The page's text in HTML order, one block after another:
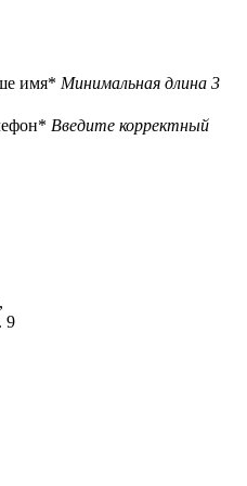
имя* Минимальная длина 3
Введите корректный
9